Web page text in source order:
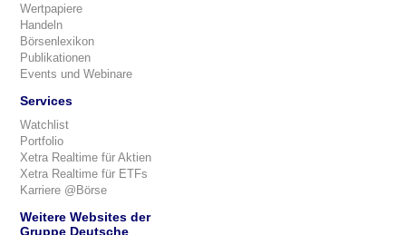
Wertpapiere
Handeln
Börsenlexikon
Publikationen
Events und Webinare
Services
Watchlist
Portfolio
Xetra Realtime für Aktien
Xetra Realtime für ETFs
Karriere @Börse
Weitere Websites der
Gruppe Deutsche